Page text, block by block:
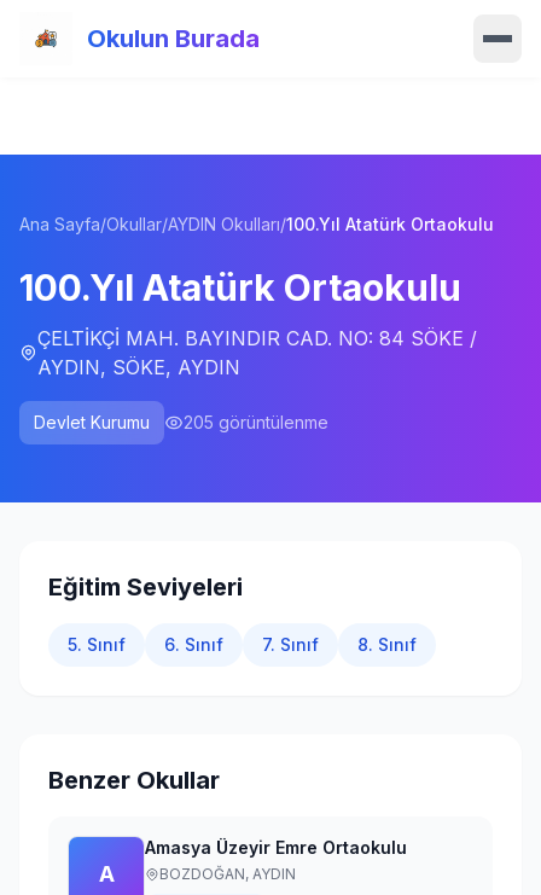
Okulun Burada
Okullar
Haberler
Blog
Hakkımızda
Ana Sayfa/Okullar/AYDIN Okulları/100.Yıl Atatürk Ortaokulu
100.Yıl Atatürk Ortaokulu
ÇELTİKÇİ MAH. BAYINDIR CAD. NO: 84 SÖKE /
AYDIN, SÖKE, AYDIN
Devlet Kurumu 205 görüntülenme
Eğitim Seviyeleri
5. Sınıf 6. Sınıf 7. Sınıf 8. Sınıf
Benzer Okullar
A
Amasya Üzeyir Emre Ortaokulu
BOZDOĞAN, AYDIN